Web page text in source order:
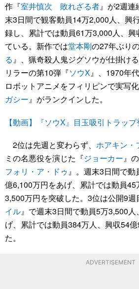
作『室井慎次 敗れざる者』が2週連
末3日間で観客動員14万2,000人、興
録し、累計では動員61万3,000人、興
ている。新作では堂本剛の27年ぶり
る』、猟奇殺人鬼ジグソウが仕掛け
リラーの第10弾『ソウX』、1970年
ロボットアニメをフィリピンで実写
ガシー』がランクインした。
【動画】『ソウX』目玉吸引トラップ
2位は先週と変わらず、 ホアキン・
ミの名悪役を演じた『ジョーカー』
フォリ・ア・ドゥ 』。週末3日間で動
億6,100万円をあげ、累計では動員
3,500万円を突破した。3位は公開9週
イル』で週末3日間で動員5万3,500
げ、累計では動員384万人、興収54
た。
ADVERTISEMENT